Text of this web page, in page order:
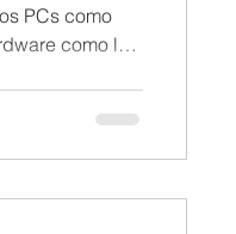
PCs como
como la
debería ser
carrera por el